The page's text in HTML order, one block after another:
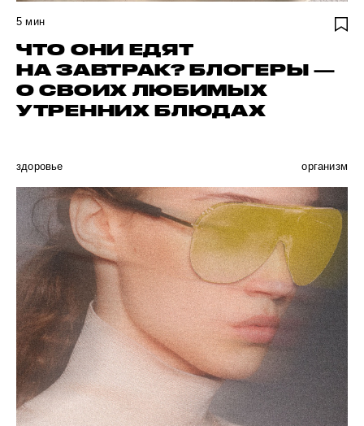
5 мин
ЧТО ОНИ ЕДЯТ
НА ЗАВТРАК? БЛОГЕРЫ —
О СВОИХ ЛЮБИМЫХ
УТРЕННИХ БЛЮДАХ
здоровье организм